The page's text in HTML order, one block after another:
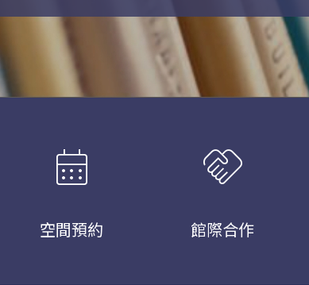
calendar_month
空間預約
handshake
館際合作